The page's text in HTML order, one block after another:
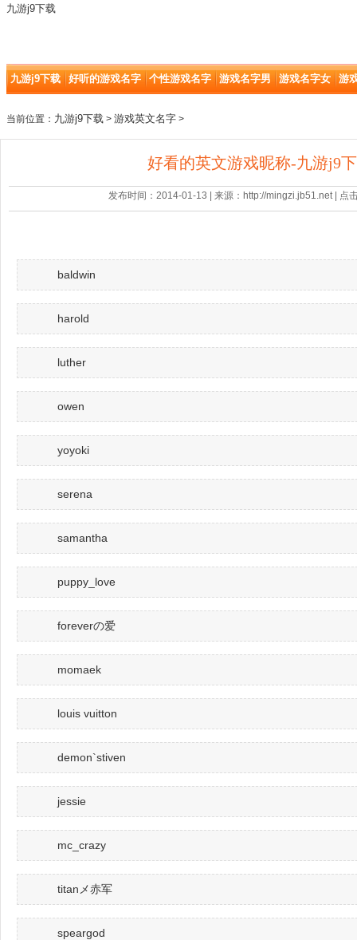
九游j9下载
九游j9下载 好听的游戏名字 个性游戏名字 游戏名字男 游戏名字女 游
当前位置： 九游j9下载 > 游戏英文名字 >
好看的英文游戏昵称-九游j9
发布时间：2014-01-13 | 来源：http://mingzi.jb51.net | 点
baldwin
harold
luther
owen
yoyoki
serena
samantha
puppy_love
foreverの爱
momaek
louis vuitton
demon`stiven
jessie
mc_crazy
titanメ赤军
speargod